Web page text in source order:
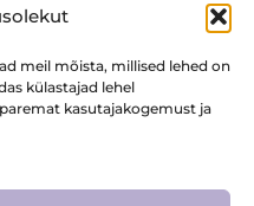
meil mõista, millised lehed on
külastajad lehel
kasutajakogemust ja